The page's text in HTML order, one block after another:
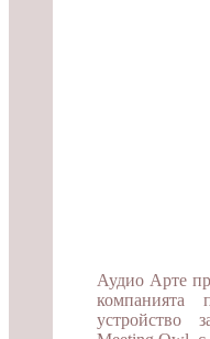
Аудио Арте
компанията
устройство